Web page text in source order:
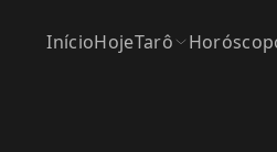
InícioHojeTarô